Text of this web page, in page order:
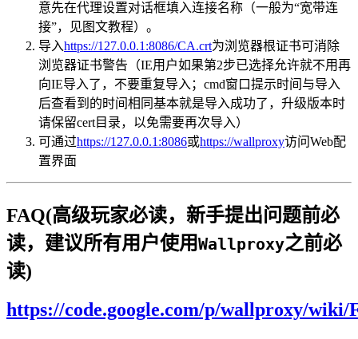
意先在代理设置对话框填入连接名称（一般为“宽带连
接”，见图文教程）。
导入https://127.0.0.1:8086/CA.crt为浏览器根证书可消除
浏览器证书警告（IE用户如果第2步已选择允许就不用再
向IE导入了，不要重复导入；cmd窗口提示时间与导入
后查看到的时间相同基本就是导入成功了，升级版本时
请保留cert目录，以免需要再次导入）
可通过https://127.0.0.1:8086或https://wallproxy访问Web配
置界面
FAQ(高级玩家必读，新手提出问题前必
读，建议所有用户使用Wallproxy之前必
读)
https://code.google.com/p/wallproxy/wiki/